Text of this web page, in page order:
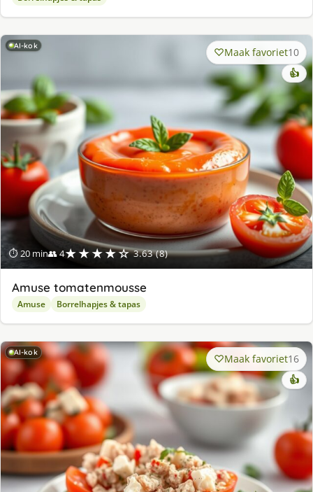
AI-kok
⏱ 20 min👥 4★★★★☆ 3.63 (8)
Maak favoriet10
👍
Amuse tomatenmousse
Amuse Borrelhapjes & tapas
AI-kok Maak favoriet16
👍